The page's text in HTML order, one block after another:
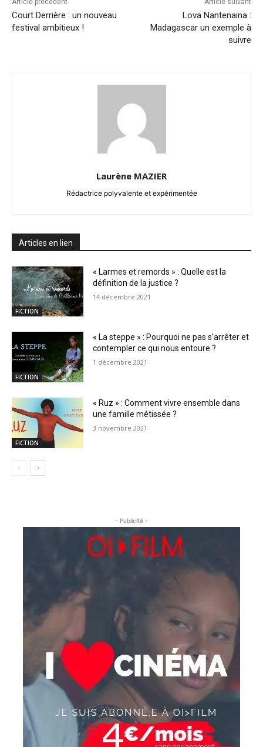
Court Derrière : un nouveau
festival ambitieux !
Lova Nantenaina :
Madagascar un exemple à
suivre
Laurène MAZIER
Rédactrice polyvalente et expérimentée
Articles en lien
FICTION
« Larmes et remords » : Quelle est la
définition de la justice ?
14 décembre 2021
FICTION
« La steppe » : Pourquoi ne pas s’arrêter et
contempler ce qui nous entoure ?
1 décembre 2021
FICTION
« Ruz » : Comment vivre ensemble dans
une famille métissée ?
3 novembre 2021
- Publicité -